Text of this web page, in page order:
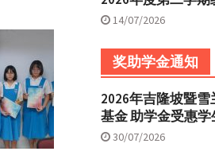
14/07/2026
奖助学金通知
2026年吉隆坡暨
基金 助学金受惠
30/07/2026